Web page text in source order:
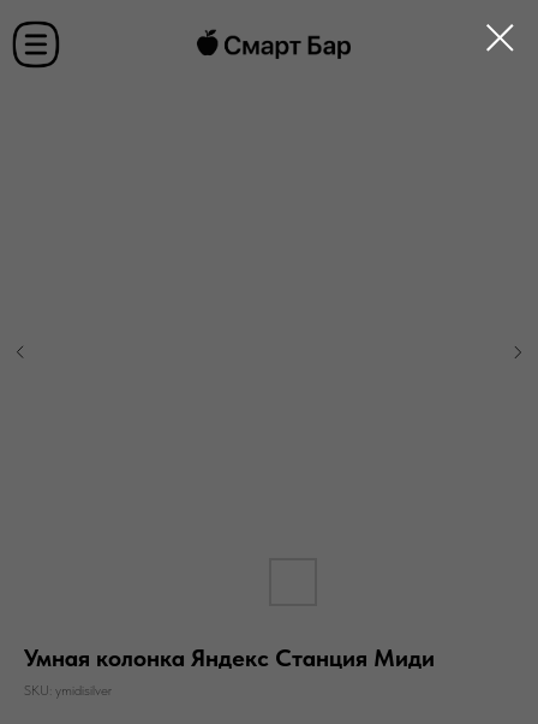
Умная колонка Яндекс Станция Миди
SKU: ymidisilver